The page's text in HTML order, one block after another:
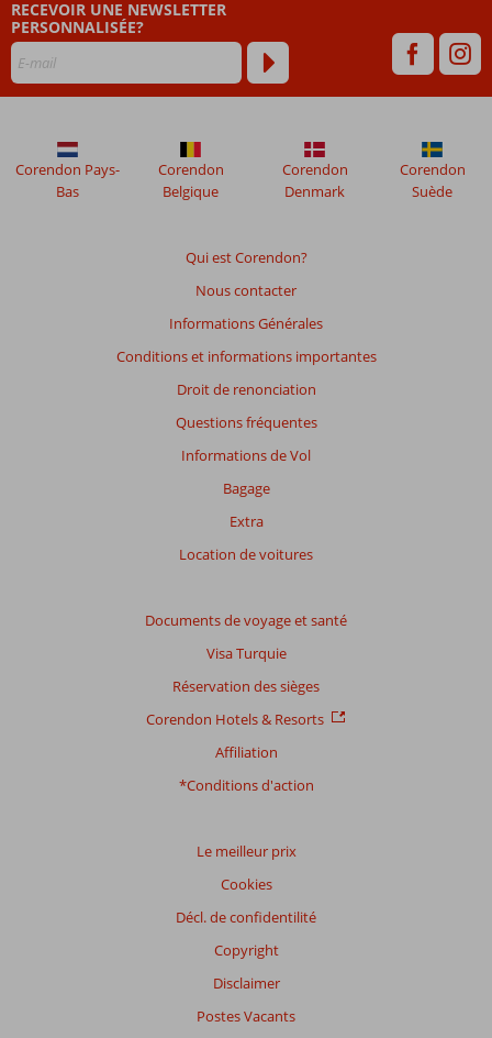
RECEVOIR UNE NEWSLETTER
PERSONNALISÉE?
Qui est Corendon?
Nous contacter
Informations Générales
Conditions et informations importantes
Droit de renonciation
Questions fréquentes
Informations de Vol
Bagage
Extra
Location de voitures
Documents de voyage et santé
Visa Turquie
Réservation des sièges
Corendon Hotels & Resorts
Affiliation
*Conditions d'action
Le meilleur prix
Cookies
Décl. de confidentilité
Copyright
Disclaimer
Postes Vacants
Corendon Pays-
Bas
Corendon
Belgique
Corendon
Denmark
Corendon
Suède